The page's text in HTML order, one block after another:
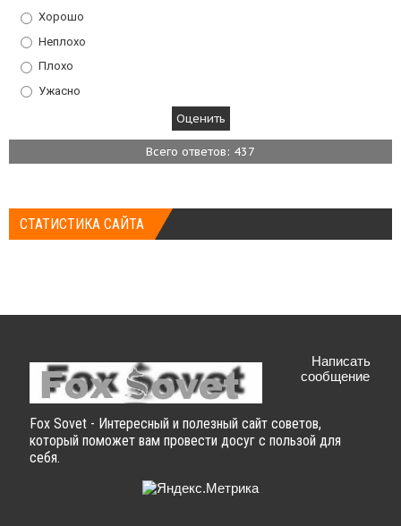
Хорошо
Неплохо
Плохо
Ужасно
Всего ответов: 437
СТАТИСТИКА САЙТА
Fox Sovet - Интересный и полезный сайт советов,
который поможет вам провести досуг с пользой для
себя.
Написать
сообщение